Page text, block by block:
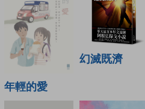
年輕的愛
幻滅既濟